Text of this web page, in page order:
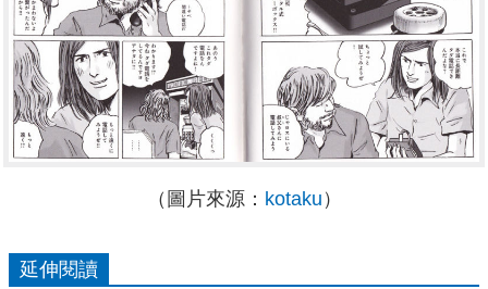
（圖片來源： kotaku ）
延伸閱讀